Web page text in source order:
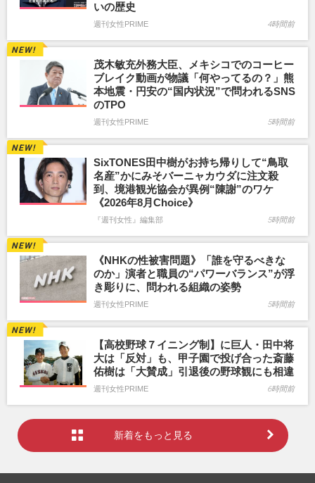
いの歴史
週刊女性PRIME 4時間前
茂木敏充外務大臣、メキシコでのコーヒー
ブレイク動画が物議「何やってるの？」熊
本地震・円安の“国内状況”で問われるSNS
のTPO
週刊女性PRIME 5時間前
SixTONES田中樹がお持ち帰りして“鳥取
名産”かにみそバーニャカウダに注文殺
到、境港観光協会が異例“陳謝”のワケ
《2026年8月Choice》
『週刊女性』編集部 5時間前
《NHKの性被害問題》「誰を守るべきな
のか」演者と職員の“パワーバランス”が浮
き彫りに、問われる組織の姿勢
週刊女性PRIME 5時間前
【高校野球７イニング制】に巨人・田中将
大は「反対」も、甲子園で投げ合った斎藤
佑樹は「大賛成」引退後の野球観にも相違
週刊女性PRIME 6時間前
新着をもっと見る